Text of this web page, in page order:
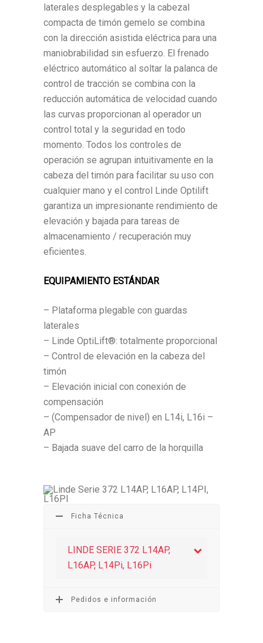
laterales desplegables y la cabezal
compacta de timón gemelo se combina
con la dirección asistida eléctrica para una
maniobrabilidad sin esfuerzo. El frenado
eléctrico automático al soltar la palanca de
control de tracción se combina con la
reducción automática de velocidad cuando
las curvas proporcionan al operador un
control total y la seguridad en todo
momento. Todos los controles de
operación se agrupan intuitivamente en la
cabeza del timón para facilitar su uso con
cualquier mano y el control Linde Optilift
garantiza un impresionante rendimiento de
elevación y bajada para tareas de
almacenamiento / recuperación muy
eficientes.
EQUIPAMIENTO ESTÁNDAR
– Plataforma plegable con guardas
laterales
– Linde OptiLift®: totalmente proporcional
– Control de elevación en la cabeza del
timón
– Elevación inicial con conexión de
compensación
– (Compensador de nivel) en L14i, L16i –
AP
– Bajada suave del carro de la horquilla
Ficha Técnica
LINDE SERIE 372 L14AP,
L16AP, L14Pi, L16Pi
Pedidos e información